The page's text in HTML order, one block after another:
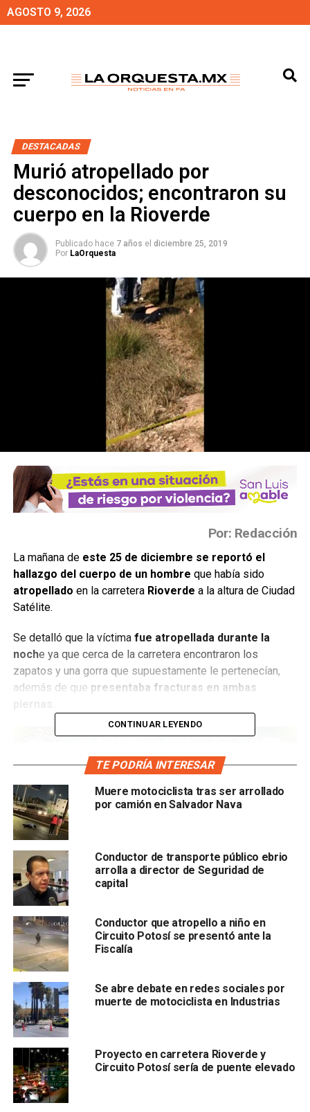
AGOSTO 9, 2026
DESTACADAS
Murió atropellado por
desconocidos; encontraron su
cuerpo en la Rioverde
Publicado hace 7 años el diciembre 25, 2019
Por LaOrquesta
Por: Redacción
La mañana de este 25 de diciembre se reportó el
hallazgo del cuerpo de un hombre que había sido
atropellado en la carretera Rioverde a la altura de Ciudad
Satélite.
Se detalló que la víctimafue atropellada durante la
noche ya que cercade la carretera encontraron los
zapatos y una gorra que supuestamente le pertenecían,
además de que presentaba fracturas en ambas
El hombre tenía cabello largo y también portaba un
pantalón negro y una chamarra azul.
Autoridades arribaron al lugar para acordonar el área,
además de Servicios Pericialespara hacer el
levantamiento del cuerpo.
También lee:
fin de semana en SLP
ARTÍCULOS RELACIONADOS:
CARRETERA RIOVERDE
SIGUIENTE
Funcionario de la Secretaría de Salud en SLP murió
en un accidente
CONTINUAR LEYENDO
TE PODRÍA INTERESAR
Muere motociclista tras ser arrollado
por camión en Salvador Nava
Conductor de transporte público ebrio
arrolla a director de Seguridad de
capital
Conductor que atropello a niño en
Circuito Potosí se presentó ante la
Fiscalía
Se abre debate en redes sociales por
muerte de motociclista en Industrias
Proyecto en carretera Rioverde y
Circuito Potosí sería de puente elevado